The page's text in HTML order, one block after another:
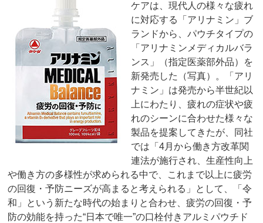
ケアは、現代人の様々な疲れ
に対応する「アリナミン」ブ
ランドから、パウチタイプの
「アリナミンメディカルバラ
ンス」（指定医薬部外品）を
新発売した（写真）。「アリ
ナミン」は発売から半世紀以
上にわたり、疲れの症状や疲
れのシーンに合わせた様々な
製品を提案してきたが、同社
では「4月から働き方改革関
連法が施行され、生産性向上
や働き方の多様性が求められる中で、これまで以上に疲労
の回復・予防ニーズが高まると考えられる」として、「令
和」という新たな時代の始まりと合わせ、疲労の回復・予
防の効能を持った“日本で唯一”の口栓付きアルミパウチド